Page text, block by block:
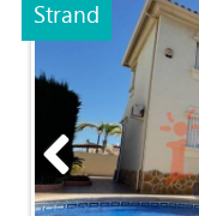
CONTACT
ADVIES
Strand